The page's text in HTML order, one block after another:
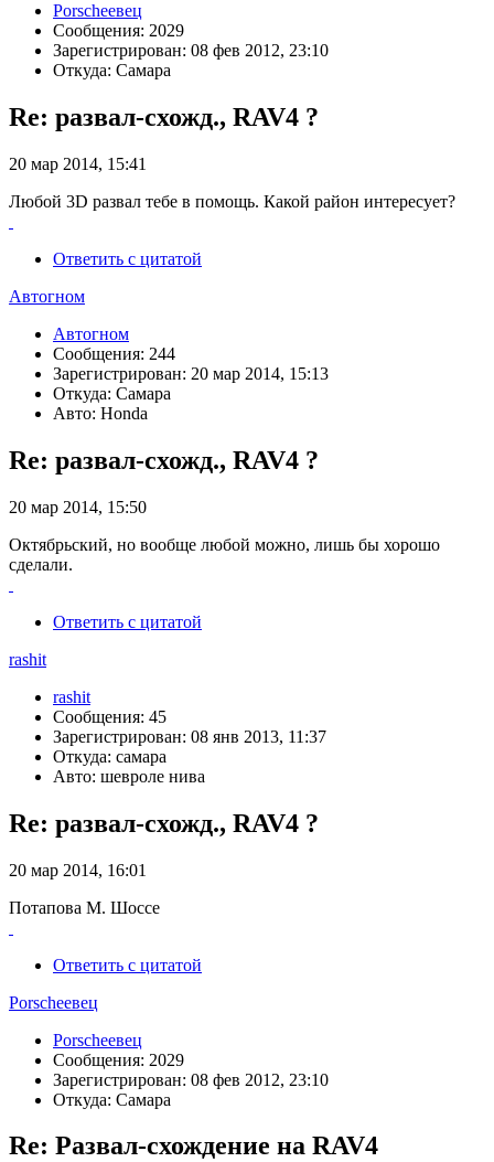
Porscheeвец
Сообщения: 2029
Зарегистрирован: 08 фев 2012, 23:10
Откуда: Самара
Re: развал-схожд., RAV4 ?
20 мар 2014, 15:41
Любой 3D развал тебе в помощь. Какой район интересует?
Ответить с цитатой
Автогном
Автогном
Сообщения: 244
Зарегистрирован: 20 мар 2014, 15:13
Откуда: Самара
Авто: Honda
Re: развал-схожд., RAV4 ?
20 мар 2014, 15:50
Октябрьский, но вообще любой можно, лишь бы хорошо
сделали.
Ответить с цитатой
rashit
rashit
Сообщения: 45
Зарегистрирован: 08 янв 2013, 11:37
Откуда: самара
Авто: шевроле нива
Re: развал-схожд., RAV4 ?
20 мар 2014, 16:01
Потапова М. Шоссе
Ответить с цитатой
Porscheeвец
Porscheeвец
Сообщения: 2029
Зарегистрирован: 08 фев 2012, 23:10
Откуда: Самара
Re: Развал-схождение на RAV4